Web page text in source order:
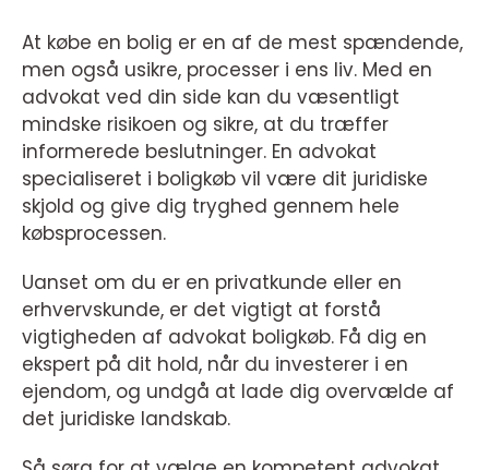
At købe en bolig er en af de mest spændende,
men også usikre, processer i ens liv. Med en
advokat ved din side kan du væsentligt
mindske risikoen og sikre, at du træffer
informerede beslutninger. En advokat
specialiseret i boligkøb vil være dit juridiske
skjold og give dig tryghed gennem hele
købsprocessen.
Uanset om du er en privatkunde eller en
erhvervskunde, er det vigtigt at forstå
vigtigheden af advokat boligkøb. Få dig en
ekspert på dit hold, når du investerer i en
ejendom, og undgå at lade dig overvælde af
det juridiske landskab.